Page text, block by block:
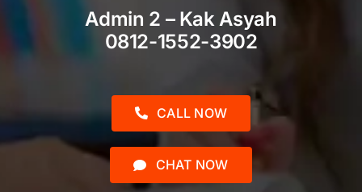
Admin 2 – Kak Asyah
0812-1552-3902
CALL NOW
CHAT NOW